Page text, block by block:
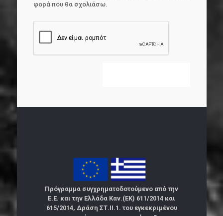
φορά που θα σχολιάσω.
Πρόγραμμα συγχρηματοδοτούμενο από την
Ε.Ε. και την Ελλάδα Καν.(ΕΚ) 611/2014 και
615/2014, Δράση ΣΤ.ΙΙ.1. του εγκεκριμένου